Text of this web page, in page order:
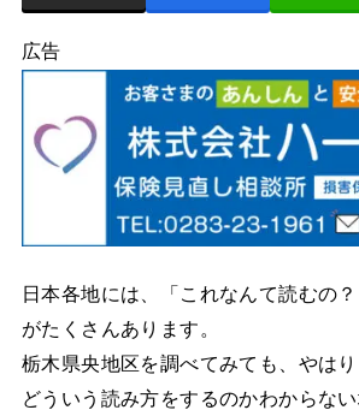
広告
日本各地には、「これなんて読むの
がたくさんあります。
栃木県央地区を調べてみても、やはり
どういう読み方をするのかわからな